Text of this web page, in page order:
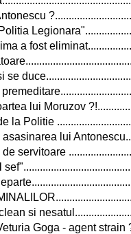
a fost
lui Moruzov
la Politie
lui
servitoare
si
Goga - agent strain